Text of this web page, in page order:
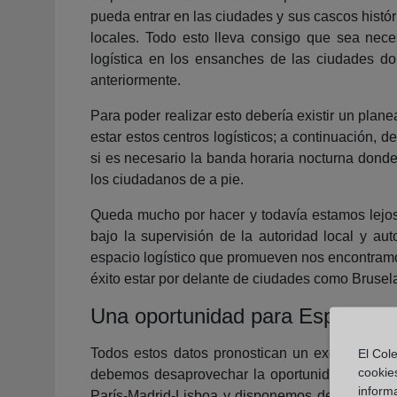
pueda entrar en las ciudades y sus cascos
locales. Todo esto lleva consigo que sea
logística en los ensanches de las ciudades
anteriormente.
Para poder realizar esto debería existir un
estar estos centros logísticos; a continuación,
si es necesario la banda horaria nocturna
los ciudadanos de a pie.
Queda mucho por hacer y todavía estamos
bajo la supervisión de la autoridad local y
espacio logístico que promueven nos
éxito estar por delante de ciudades como
Una oportunidad para España
Todos estos datos pronostican un excelente
debemos desaprovechar la oportunidad de
El